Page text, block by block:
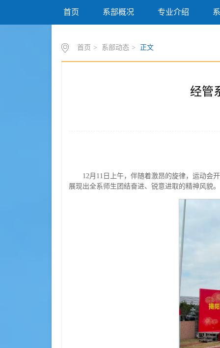
首页 系部概况 专业介绍
首页 > 系部动态 > 正文
经管
12月11日上午，伴随着激昂的旋律，运动会
展现出全系师生团结奋进、锐意进取的精神风貌。